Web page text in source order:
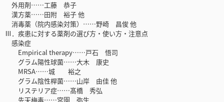
外用剤……工藤 恭子
漢方薬……田附 裕子 他
消毒薬（院内感染対策）……野崎 昌俊 他
Ⅲ．疾患に対する薬剤の選び方・使い方・注意点
感染症
Empirical therapy……戸石 悟司
グラム陽性球菌……大木 康史
MRSA……城 裕之
グラム陰性桿菌……山岸 由佳 他
リステリア症……髙橋 秀弘
先天梅毒……宮園 弥生